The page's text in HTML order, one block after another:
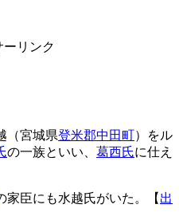
ーリンク
（宮城県登米郡中田町）をル
の一族といい、 葛西氏に仕え
家臣にも水越氏がいた。【 出